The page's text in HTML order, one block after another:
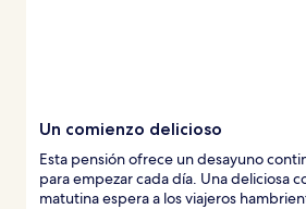
Un comienzo delicioso
Esta pensión ofrece un desayuno
para empezar cada día. Una deliciosa
matutina espera a los viajeros